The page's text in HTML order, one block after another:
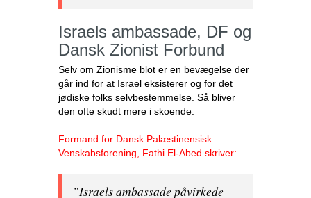
Israels ambassade, DF og
Dansk Zionist Forbund
Selv om Zionisme blot er en bevægelse der
går ind for at Israel eksisterer og for det
jødiske folks selvbestemmelse. Så bliver
den ofte skudt mere i skoende.
Formand for Dansk Palæstinensisk
Venskabsforening, Fathi El-Abed skriver:
”Israels ambassade påvirkede